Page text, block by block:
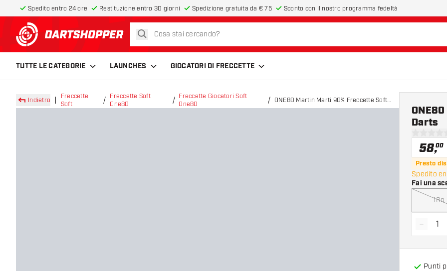
Spedito entro 24 ore Restituzione entro 30 giorni Spedizione gratuita da € 75 Sconto con il nostro programma fedeltà
torna alla home page
cerca
TUTTE LE CATEGORIE LAUNCHES GIOCATORI DI FRECCETTE
Indietro
Freccette
Soft
Freccette Soft
One80
Freccette Giocatori Soft
One80
ONE80 Martin Marti 90% Freccette Soft
Darts
0 stelle di
Darts
58,00
Presto
Spedito
Fai una
16g
-
Punti